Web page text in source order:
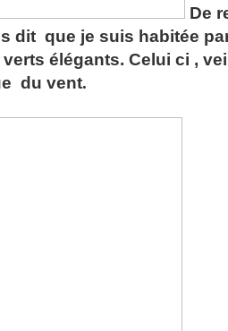
De
dit que je suis habitée
élégants. Celui ci ,
du vent.